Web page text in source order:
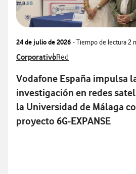
24 de julio de 2026 - Tiempo de lectura2
Ver más notas de prensa relacionados
CorporativoVer más notas de prensa
Red
Vodafone España impulsa
investigación en redes
la Universidad de Málaga
proyecto 6G-EXPANSE